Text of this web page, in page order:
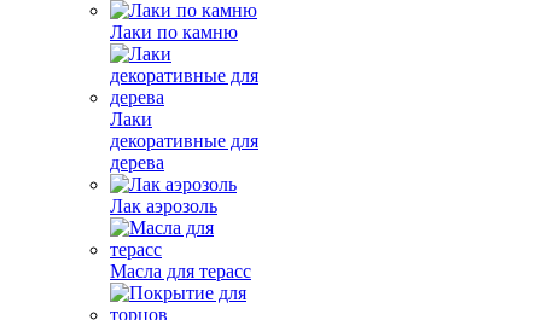
Лаки по камню
Лаки
декоративные для
дерева
Лак аэрозоль
Масла для терасс